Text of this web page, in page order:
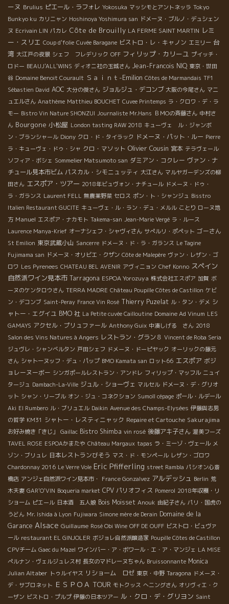
ーヌ Brulius ピエール・ラフォレ Yokosuka マッシモとアントネッラ Tokyo
Bunkyo ku カリニャン Hoshinoya Yoshimura san ドメーヌ・ブルノ・デュシェン
ヌ Ecrivain LIN パカレ Côte de Brouilly LA FERME SAINT MARTIN レミ
ー・スリエ Coup d'folie Cuvée Baragane ビストロ・レ・キャノン エミリー 台
湾 大江戸の夜景 シェフ フレデリック OFF フィリップ・カリーユ プイッチ・
ロドー BEAUJ'ALL'WINS ディオニ社の玉城さん Jean-Francois NIQ 東京・世田
谷 Domaine Benoit Courault Ｓａｉｎｔ-Emilion Côtes de Marmandais TF1
Sébastien David AOC 大分の俊さん ジョルジュ・デコンブ 大阪の今尾さん マニ
ュエルさん Anathème Matthieu BOUCHET Cuvee Printemps ラ・クロワ・デ・ラ
モー Bistro Vin Nature SHONZUI Journaliste Mr.Hans ＢＭОの斉藤さん 中村さ
ん Bourgone 小松屋 London tasting RAW 2018 キューヴェ ル・ジャンボ
ン・ブランシャール Diony クロ・ド・タイラック ドメーヌ・パット・ルー Pierre
ラ・キューヴェ・ドゥ・シャ クロ・マソット Olivier Cousin 宮本 テラヴェール
ソフィア・ボシェ Sommelier Matsumoto san ダミアン・コクレー ヴァン・ナ
チュール見本市ビム パスカル・シモニュッティ 大江さん マルヤガーデンズの柳
田さん エスポア・ツアー 2018年ビュヴォン・ナチュール ドメーヌ・ドゥ・
ラ・ガランス Laurent FELL 無農薬野菜 セロス ポン・ト・シャンジュ Bisstro
Italien Restaurant GUCITE キューヴェ・ル・ラン・デュ・メルル ことり ローヌ地
方 Manuel エスポア・ナカモト Takema-san Jean-Marie Vergé ラ・ルース
Laurence Manya-Krief オーナシェフ・シャヴィさん サぺルリ・ポペット ゴーさん
St Emilion 東京武蔵小山 Sancerre ドメーヌ・ド・ラ・ガランス Le Tagine
Fujimama san ドメーヌ・オリビエ・クザン Côte de Malepère ヴァン・レザン・ゴ
ロワ Les Pyrenees CHATEAU BEL AVENIR アヴィニョン Chef Konno スペイン
自然派ワイン見本市 Tarragona ESPOA Yorozuya 株式会社エスポア 加賀 ボ
ーヌのケンタロウさん TERRA MADRE Château Poupille Côtes de Castillon ケビ
ン・デコンブ Saint-Peray France Vin Rosé Thierry Puzelat ル・タン・デメ シ
ャトー・エグイユ BMO 社 La Petite cuvée Cailloutine Domaine Ad Vinum LES
GAMAYS アクセル・プリュファール Anthony Guix 中湊しげる さん 2018
Salon des Vins Natures à Angers レストラン・グラン８ Vincent de Roba Seria
ジュヴレ・シャンべルタン 戸田シェフ ドメーヌ・ドーピヤック オーリックの藤元
さん シャトーヌッフ・デュ・パップ BMO Kamata san ロット66 エスポア ボジ
ョレーヌーボー シンガポールレストラン・アンドレ フィリップ・マッフル ニュイ
タージュ Dambach-La-Ville ジュル・ショーヴェ マルセル ドメーヌ・デ・グリオ
ット シャン・リーブル オン・ジュ・コネクション Sumoll cépage ポール・ルデール
Aki El Rumbero ル・ブリュエル Daikin Avenue des Champs-Elysées 伊藤與志男
の哲学 KM31 シャトー・レスティニャック Repaire et Cartouche Sakurajima
お好み焼き「きじ」 Gaillac Bistro Shimba vin rosé 後藤アキ子さん 渥美フーズ
TAVEL ROSE ESPOAかまたや Château Margaux tapas ラ・ミーゾ・ヴェール メ
ゾン・ブリュレ 日本レストランびそう マス・ド・モンペール レザン・ゴロワ
Chardonnay 2016 Le Verre Vole Eric Pfifferling street Rambla パシオン心斎
橋店 アンジェ自然派ワイン見本市・ France Gonzalvez アルデッシュ Berlin 荒
木夫妻 GAR'O'VIN Boqueria market CPV パリオフィス Pomerol 2018年収穫・リ
ショーム ピエール 日本酒 五人娘 Bois Moisset Anouk 由紀子さん パリ・国虎の
うどん Mr. Ishida à Lyon Fujiwara Simone mère de Derain Domaine de la
Garance Alsace Guillaume Rosé Obi Wine OFF DE OUFF ビストロ・ビュヴァ
ール restaurant EL GINJOLER ボジョレ自然派醸造家 Poupille Côtes de Castillon
CPVチーム Gaec du Mazel ワインバー・ア・ボワール・エ・ア・マンジェ LA MISE
ぺルナン・ヴェルジュレス村 長女のマドレーヌちゃん Bruissonnante Monica
Julian Altaber トゥルイヤス リショーム ロゼ 東京・中野 Taragona ドメーヌ・
デ・サブロネット ＥＳＰＯＡ TOUR モトクッス へニングさん オリヴィエ・ク
ーザン ビストロ・プルプ 伊藤の日本ツアー ル・クロ・デ・グリヨン Saint